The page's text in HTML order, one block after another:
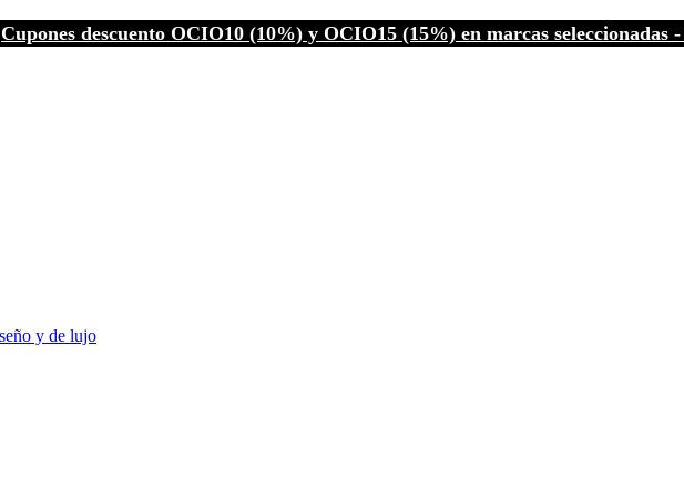
Cupones descuento OCIO10 (10%) y OCIO15 (15%) en marcas seleccionadas